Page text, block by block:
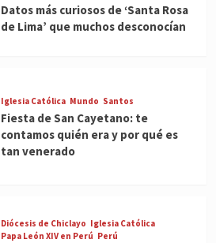
Datos más curiosos de ‘Santa Rosa
de Lima’ que muchos desconocían
Iglesia Católica Mundo Santos
Fiesta de San Cayetano: te
contamos quién era y por qué es
tan venerado
Diócesis de Chiclayo Iglesia Católica
Papa León XIV en Perú Perú